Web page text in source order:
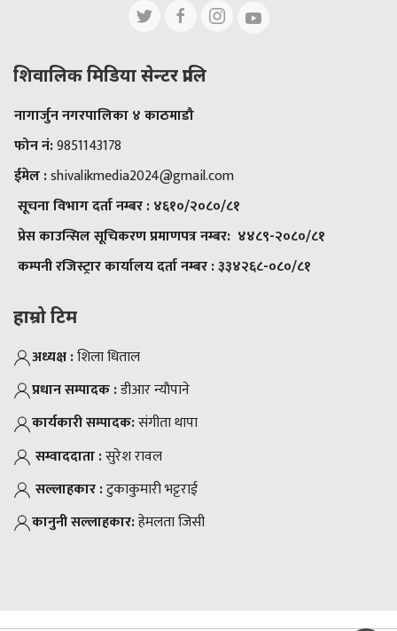
शिवालिक मिडिया सेन्टर प्रालि
नागार्जुन नगरपालिका ४ काठमाडौ
फोन नं:9851143178
ईमेल :shivalikmedia2024@gmail.com
सूचना विभाग दर्ता नम्बर :४६१०/२०८०/८१
प्रेस काउन्सिल सूचिकरण प्रमाणपत्र नम्बर: ४४८९-२०८०/८१
कम्पनी रजिस्ट्रार कार्यालय दर्ता नम्बर :३३४२६८-०८०/८१
हाम्रो टिम
अध्यक्ष :शिला धिताल
प्रधान सम्पादक :डीआर न्याैपाने
कार्यकारी सम्पादक:संगीता थापा
सम्वाददाता :सुरेश रावल
सल्लाहकार :टुकाकुमारी भट्टराई
कानुनी सल्लाहकार:हेमलता जिसी